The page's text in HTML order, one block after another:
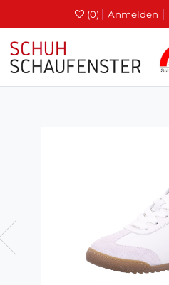
(0) Anmelden